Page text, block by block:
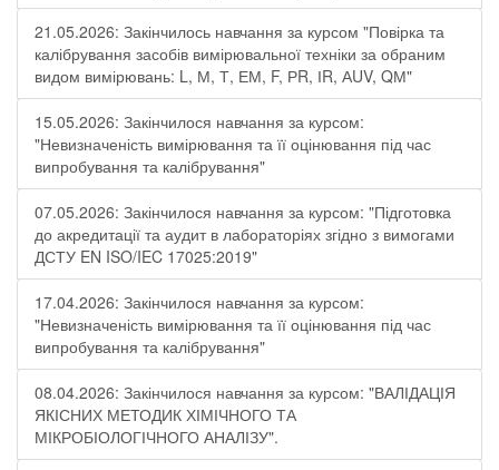
21.05.2026: Закінчилось навчання за курсом "Повірка та
калібрування засобів вимірювальної техніки за обраним
видом вимірювань: L, М, Т, ЕМ, F, РR, ІR, АUV, QМ"
15.05.2026: Закінчилося навчання за курсом:
"Невизначеність вимірювання та її оцінювання під час
випробування та калібрування"
07.05.2026: Закінчилося навчання за курсом: "Підготовка
до акредитації та аудит в лабораторіях згідно з вимогами
ДСТУ EN ISO/IEC 17025:2019"
17.04.2026: Закінчилося навчання за курсом:
"Невизначеність вимірювання та її оцінювання під час
випробування та калібрування"
08.04.2026: Закінчилося навчання за курсом: "ВАЛІДАЦІЯ
ЯКІСНИХ МЕТОДИК ХІМІЧНОГО ТА
МІКРОБІОЛОГІЧНОГО АНАЛІЗУ".